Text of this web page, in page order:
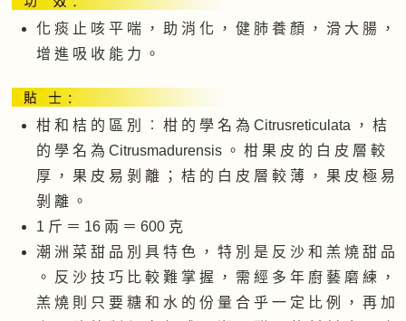
化 痰 止 咳 平 喘 ， 助 消 化 ， 健 肺 養 顏 ， 滑 大 腸 ，
增 進 吸 收 能 力 。
柑 和 桔 的 區 別 ︰ 柑 的 學 名 為 Citrusreticulata ， 桔
的 學 名 為 Citrusmadurensis 。 柑 果 皮 的 白 皮 層 較
厚 ， 果 皮 易 剝 離 ； 桔 的 白 皮 層 較 薄 ， 果 皮 極 易
剝 離 。
1 斤 ＝ 16 兩 ＝ 600 克
潮 洲 菜 甜 品 別 具 特 色 ， 特 別 是 反 沙 和 羔 燒 甜 品
。 反 沙 技 巧 比 較 難 掌 握 ， 需 經 多 年 廚 藝 磨 練 ，
羔 燒 則 只 要 糖 和 水 的 份 量 合 乎 一 定 比 例 ， 再 加